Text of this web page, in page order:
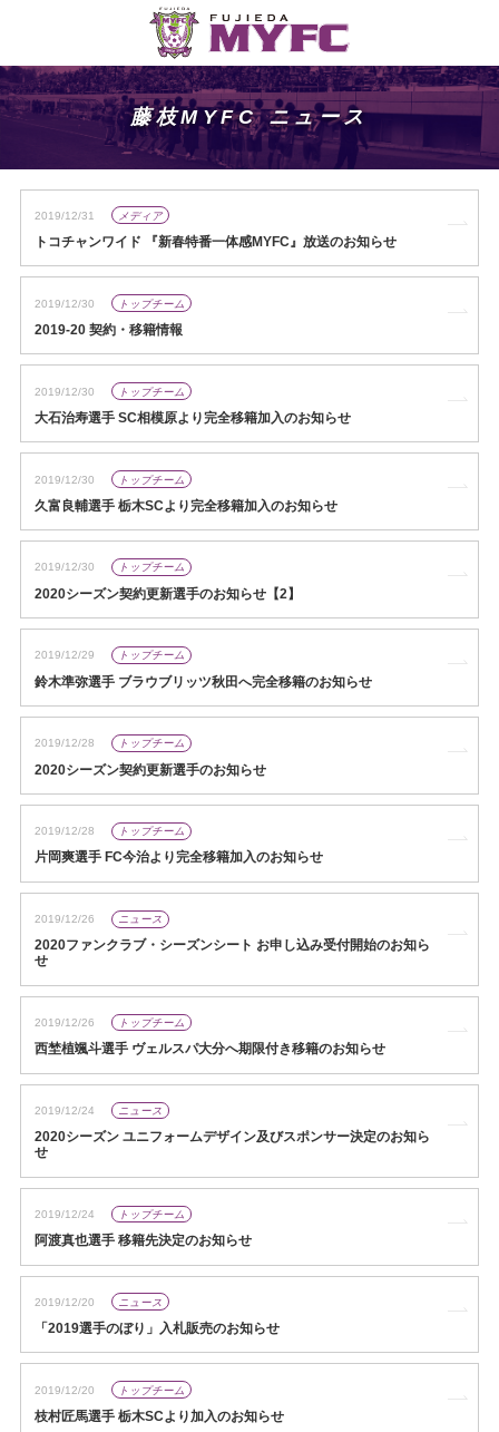
藤枝MYFC ニュース
2019/12/31 メディア
トコチャンワイド 『新春特番一体感MYFC』放送のお知らせ
2019/12/30 トップチーム
2019-20 契約・移籍情報
2019/12/30 トップチーム
大石治寿選手 SC相模原より完全移籍加入のお知らせ
2019/12/30 トップチーム
久富良輔選手 栃木SCより完全移籍加入のお知らせ
2019/12/30 トップチーム
2020シーズン契約更新選手のお知らせ【2】
2019/12/29 トップチーム
鈴木準弥選手 ブラウブリッツ秋田へ完全移籍のお知らせ
2019/12/28 トップチーム
2020シーズン契約更新選手のお知らせ
2019/12/28 トップチーム
片岡爽選手 FC今治より完全移籍加入のお知らせ
2019/12/26 ニュース
2020ファンクラブ・シーズンシート お申し込み受付開始のお知ら
せ
2019/12/26 トップチーム
西埜植颯斗選手 ヴェルスパ大分へ期限付き移籍のお知らせ
2019/12/24 ニュース
2020シーズン ユニフォームデザイン及びスポンサー決定のお知ら
せ
2019/12/24 トップチーム
阿渡真也選手 移籍先決定のお知らせ
2019/12/20 ニュース
「2019選手のぼり」入札販売のお知らせ
2019/12/20 トップチーム
枝村匠馬選手 栃木SCより加入のお知らせ